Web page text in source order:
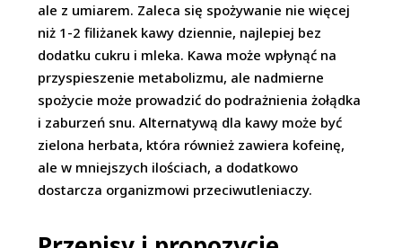
ale z umiarem. Zaleca się spożywanie nie więcej
niż 1-2 filiżanek kawy dziennie, najlepiej bez
dodatku cukru i mleka. Kawa może wpłynąć na
przyspieszenie metabolizmu, ale nadmierne
spożycie może prowadzić do podrażnienia żołądka
i zaburzeń snu. Alternatywą dla kawy może być
zielona herbata, która również zawiera kofeinę,
ale w mniejszych ilościach, a dodatkowo
dostarcza organizmowi przeciwutleniaczy.